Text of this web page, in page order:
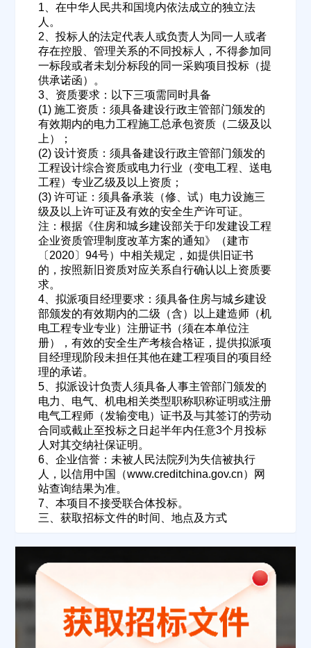
1、在中华人民共和国境内依法成立的独立法
人。
2、投标人的法定代表人或负责人为同一人或者
存在控股、管理关系的不同投标人，不得参加同
一标段或者未划分标段的同一采购项目投标（提
供承诺函）。
3、资质要求：以下三项需同时具备
(1) 施工资质：须具备建设行政主管部门颁发的
有效期内的电力工程施工总承包资质（二级及以
上）；
(2) 设计资质：须具备建设行政主管部门颁发的
工程设计综合资质或电力行业（变电工程、送电
工程）专业乙级及以上资质；
(3) 许可证：须具备承装（修、试）电力设施三
级及以上许可证及有效的安全生产许可证。
注：根据《住房和城乡建设部关于印发建设工程
企业资质管理制度改革方案的通知》（建市
〔2020〕94号）中相关规定，如提供旧证书
的，按照新旧资质对应关系自行确认以上资质要
求。
4、拟派项目经理要求：须具备住房与城乡建设
部颁发的有效期内的二级（含）以上建造师（机
电工程专业专业）注册证书（须在本单位注
册），有效的安全生产考核合格证，提供拟派项
目经理现阶段未担任其他在建工程项目的项目经
理的承诺。
5、拟派设计负责人须具备人事主管部门颁发的
电力、电气、机电相关类型职称职称证明或注册
电气工程师（发输变电）证书及与其签订的劳动
合同或截止至投标之日起半年内任意3个月投标
人对其交纳社保证明。
6、企业信誉：未被人民法院列为失信被执行
人，以信用中国（www.creditchina.gov.cn）网
站查询结果为准。
7、本项目不接受联合体投标。
三、获取招标文件的时间、地点及方式
欢迎入驻供应商 ဆ
公司名称
公司所在地
请选择省市
经办人
联系方式
填写联系电话后会有服务中心的工作人员给您致电！
立即入驻